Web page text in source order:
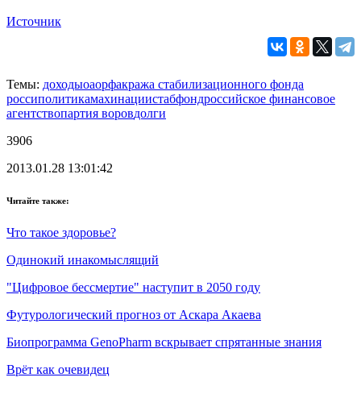
Источник
Темы: доходыоаорфакража стабилизационного фонда
россиполитикамахинациистабфондроссийское финансовое
агентствопартия воровдолги
3906
2013.01.28 13:01:42
Читайте также:
Что такое здоровье?
Одинокий инакомыслящий
"Цифровое бессмертие" наступит в 2050 году
Футурологический прогноз от Аскара Акаева
Биопрограмма GenoPharm вскрывает спрятанные знания
Врёт как очевидец